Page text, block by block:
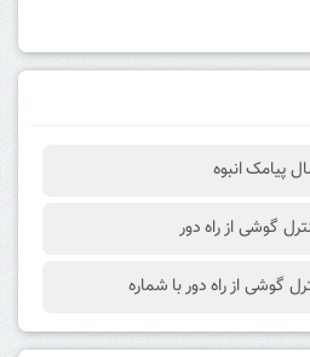
پیامک انبوه
گوشی از راه دور
گوشی از راه دور با شماره